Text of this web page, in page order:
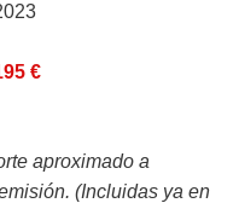
€
aproximado a
(Incluidas ya en